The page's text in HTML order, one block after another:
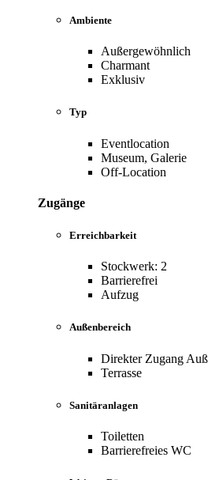
Ambiente
Außergewöhnlich
Charmant
Exklusiv
Typ
Eventlocation
Museum, Galerie
Off-Location
Zugänge
Erreichbarkeit
Stockwerk: 2
Barrierefrei
Aufzug
Außenbereich
Direkter Zugang
Terrasse
Sanitäranlagen
Toiletten
Barrierefreies WC